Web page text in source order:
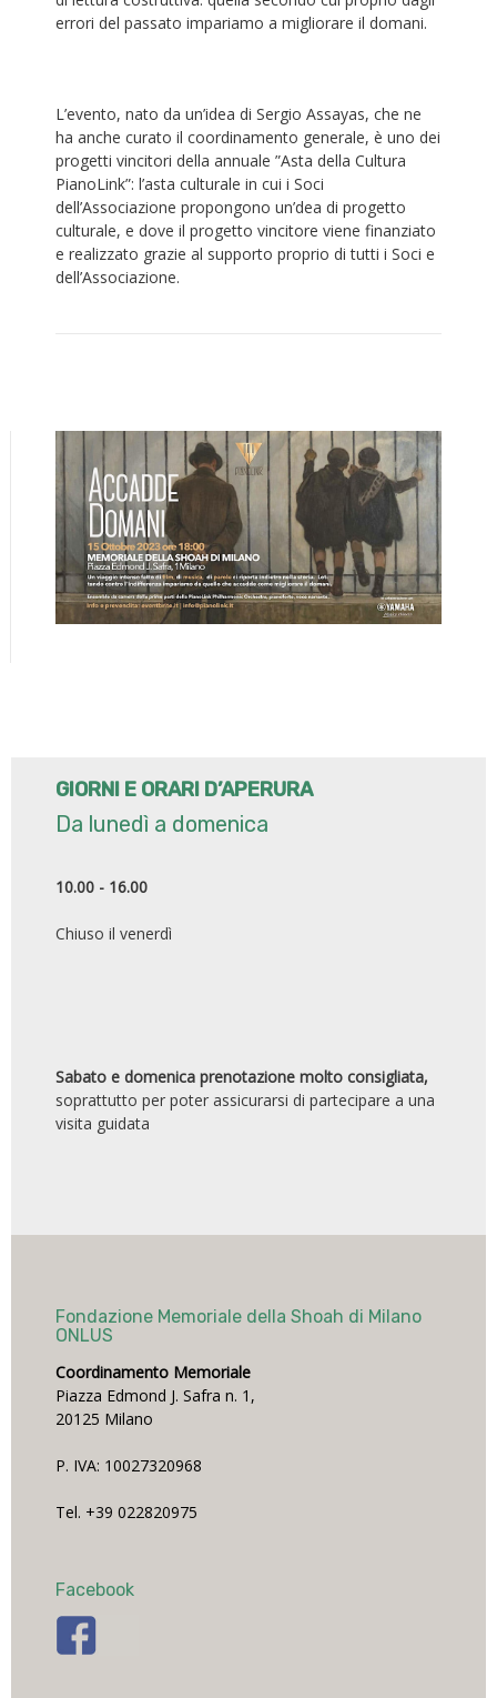
errori del passato impariamo a migliorare il domani.
L’evento, nato da un’idea di Sergio Assayas, che ne
ha anche curato il coordinamento generale, è uno dei
progetti vincitori della annuale ”Asta della Cultura
PianoLink”: l’asta culturale in cui i Soci
dell’Associazione propongono un’dea di progetto
culturale, e dove il progetto vincitore viene finanziato
e realizzato grazie al supporto proprio di tutti i Soci e
dell’Associazione.
GIORNI E ORARI D’APERURA
Da lunedì a domenica
10.00 - 16.00
Chiuso il venerdì
Sabato e domenica prenotazione molto consigliata,
soprattutto per poter assicurarsi di partecipare a una
visita guidata
Fondazione Memoriale della Shoah di Milano
ONLUS
Coordinamento Memoriale
Piazza Edmond J. Safra n. 1,
20125 Milano
P. IVA: 10027320968
Tel. +39 022820975
Facebook